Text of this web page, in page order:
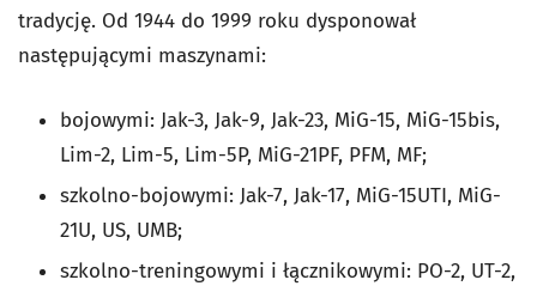
tradycję. Od 1944 do 1999 roku dysponował
następującymi maszynami:
bojowymi: Jak-3, Jak-9, Jak-23, MiG-15, MiG-15bis,
Lim-2, Lim-5, Lim-5P, MiG-21PF, PFM, MF;
szkolno-bojowymi: Jak-7, Jak-17, MiG-15UTI, MiG-
21U, US, UMB;
szkolno-treningowymi i łącznikowymi: PO-2, UT-2,